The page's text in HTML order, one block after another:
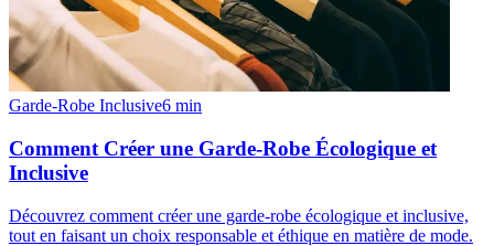
Garde-Robe Inclusive6 min
Comment Créer une Garde-Robe Écologique et
Inclusive
Découvrez comment créer une garde-robe écologique et inclusive,
tout en faisant un choix responsable et éthique en matière de mode.